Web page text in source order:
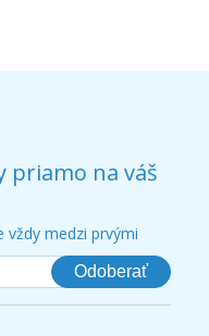
priamo na váš
vždy medzi prvými
Odoberať